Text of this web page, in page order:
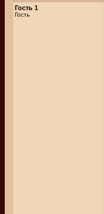
Гость 1
Гость